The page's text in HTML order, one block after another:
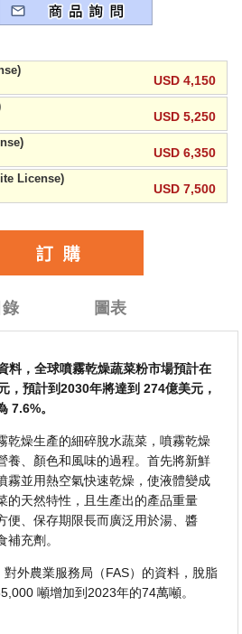
USD 4,150
USD 5,250
USD 6,350
License)
USD 7,500
錄 圖表
，全球噴霧乾燥蔬菜粉市場預計在
，預計到2030年將達到 274億美元，
7.6%。
乾燥生產的細碎脫水蔬菜，噴霧乾燥
養、顏色和風味的過程。首先將新鮮
霧並用熱空氣快速乾燥，使液體變成
的天然特性，且生產出的產品重量
便、保存期限長而廣泛用於湯、醬
充劑。
外農業服務局（FAS）的資料，脫脂
噸增加到2023年的74萬噸。